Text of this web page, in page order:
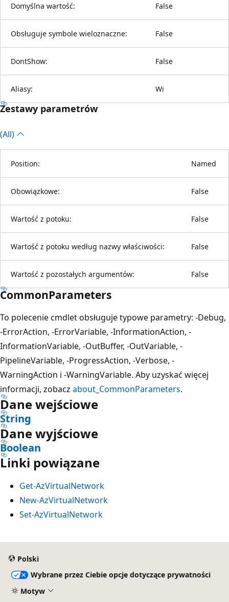
Domyślna wartość: False
Obsługuje symbole wieloznaczne: False
DontShow: False
Aliasy: Wi
Zestawy parametrów
(All)
Position: Named
Obowiązkowe: False
Wartość z potoku: False
Wartość z potoku według nazwy właściwości: False
Wartość z pozostałych argumentów: False
CommonParameters
To polecenie cmdlet obsługuje typowe parametry: -Debug,
-ErrorAction, -ErrorVariable, -InformationAction, -
InformationVariable, -OutBuffer, -OutVariable, -
PipelineVariable, -ProgressAction, -Verbose, -
WarningAction i -WarningVariable. Aby uzyskać więcej
informacji, zobacz about_CommonParameters.
Dane wejściowe
String
Dane wyjściowe
Boolean
Linki powiązane
Get-AzVirtualNetwork
New-AzVirtualNetwork
Set-AzVirtualNetwork
Polski
Wybrane przez Ciebie opcje dotyczące prywatności
Motyw